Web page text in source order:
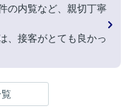
の内覧など、親切丁寧
、接客がとても良かっ